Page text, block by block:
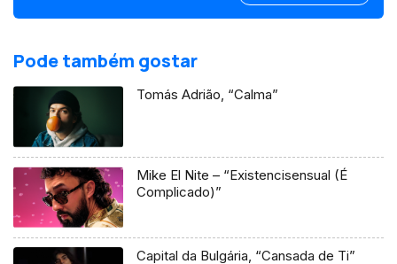
Pode também gostar
Tomás Adrião, “Calma”
Mike El Nite – “Existencisensual (É
Complicado)”
Capital da Bulgária, “Cansada de Ti”